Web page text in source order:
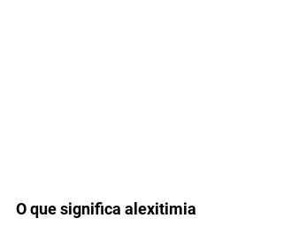
O que significa alexitimia